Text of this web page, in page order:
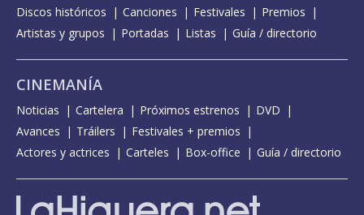
Discos históricos
Canciones Festivales
Premios
Artistas y grupos
Portadas Listas Guía / directorio
CINEMANÍA
Noticias Cartelera Próximos estrenos
DVD
Avances
Tráilers
Festivales + premios
Actores y actrices
Carteles Box-office Guía / directorio